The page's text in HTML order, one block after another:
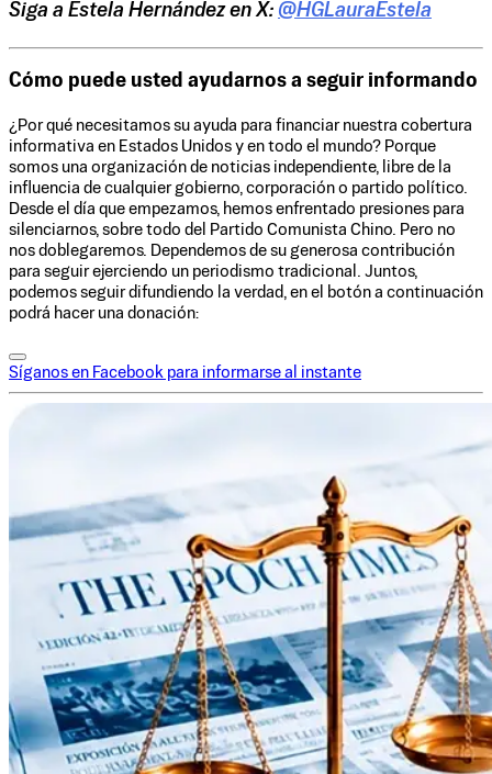
Siga a Estela Hernández en X: @HGLauraEstela
Cómo puede usted ayudarnos a seguir informando
¿Por qué necesitamos su ayuda para financiar nuestra cobertura
informativa en Estados Unidos y en todo el mundo? Porque
somos una organización de noticias independiente, libre de la
influencia de cualquier gobierno, corporación o partido político.
Desde el día que empezamos, hemos enfrentado presiones para
silenciarnos, sobre todo del Partido Comunista Chino. Pero no
nos doblegaremos. Dependemos de su generosa contribución
para seguir ejerciendo un periodismo tradicional. Juntos,
podemos seguir difundiendo la verdad, en el botón a continuación
podrá hacer una donación:
Síganos en Facebook para informarse al instante